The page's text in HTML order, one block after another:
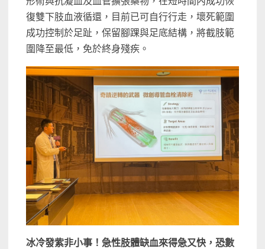
復雙下肢血液循還，目前已可自行行走，壞死範圍
成功控制於足趾，保留腳踝與足底結構，將截肢範
圍降至最低，免於終身殘疾。
冰冷發紫非小事！急性肢體缺血來得急又快，恐數